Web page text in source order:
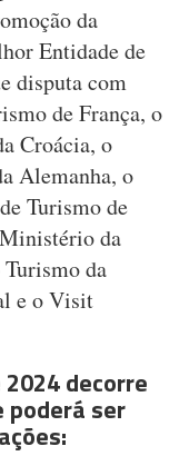
da
Entidade de
disputa com
de França, o
Croácia, o
Alemanha, o
Turismo de
da
da
e o Visit
decorre
poderá ser